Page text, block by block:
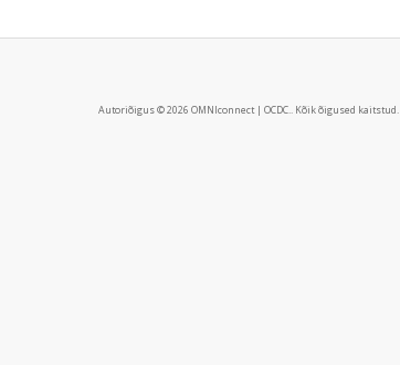
Autoriõigus © 2026 OMNIconnect | OCDC.. Kõik õigused kaitstud.